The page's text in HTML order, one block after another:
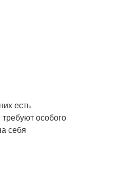
есть
особого
себя